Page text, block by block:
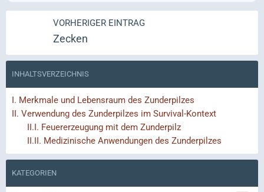
VORHERIGER EINTRAG
Zecken
INHALTSVERZEICHNIS
I. Merkmale und Lebensraum des Zunderpilzes
II. Verwendung des Zunderpilzes im Survival-Kontext
II.I. Feuererzeugung mit dem Zunderpilz
II.II. Medizinische Anwendungen des Zunderpilzes
KATEGORIEN